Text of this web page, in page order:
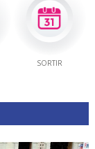
SORTIR